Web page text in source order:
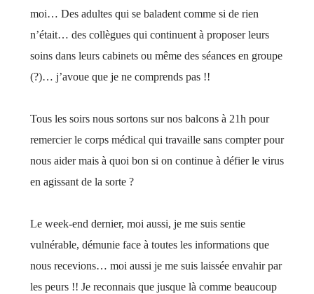
moi… Des adultes qui se baladent comme si de rien
n’était… des collègues qui continuent à proposer leurs
soins dans leurs cabinets ou même des séances en groupe
(?)… j’avoue que je ne comprends pas !!
Tous les soirs nous sortons sur nos balcons à 21h pour
remercier le corps médical qui travaille sans compter pour
nous aider mais à quoi bon si on continue à défier le virus
en agissant de la sorte ?
Le week-end dernier, moi aussi, je me suis sentie
vulnérable, démunie face à toutes les informations que
nous recevions… moi aussi je me suis laissée envahir par
les peurs !! Je reconnais que jusque là comme beaucoup